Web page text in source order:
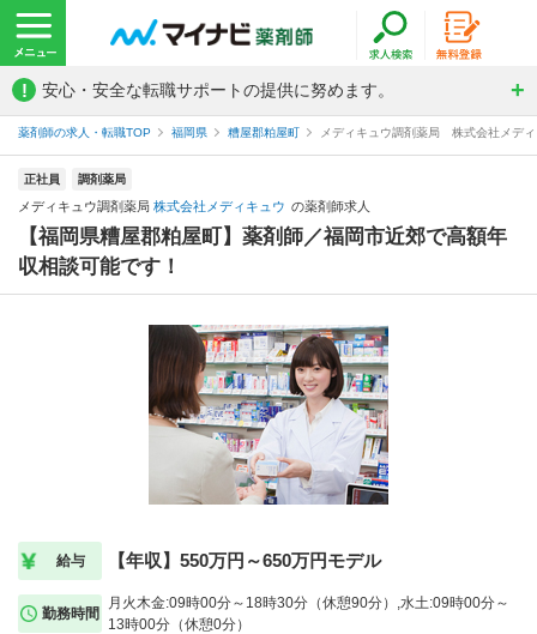
! 安心・安全な転職サポートの提供に努めます。
薬剤師の求人・転職TOP 福岡県 糟屋郡粕屋町 メディキュウ調剤薬局 株式会社メデ
正社員 調剤薬局
メディキュウ調剤薬局 株式会社メディキュウ の薬剤師求人
【福岡県糟屋郡粕屋町】薬剤師／福岡市近郊で高額年
収相談可能です！
給与 【年収】550万円～650万円モデル
勤務時間
月火木金:09時00分～18時30分（休憩90分）,水土:09時00分～
13時00分（休憩0分）